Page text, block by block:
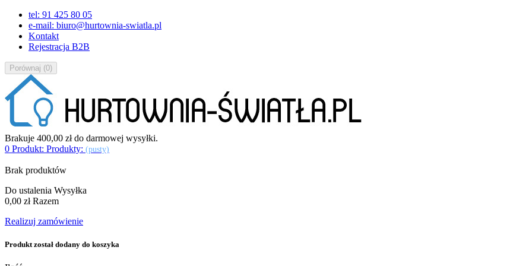
tel: 91 425 80 05
e-mail: biuro@hurtownia-swiatla.pl
Kontakt
Rejestracja B2B
Porównaj (0)
Brakuje 400,00 złdo darmowej wysyłki.
0 Produkt: Produkty: (pusty)
Brak produktów
Do ustalenia Wysyłka
0,00 zł Razem
Realizuj zamówienie
Produkt został dodany do koszyka